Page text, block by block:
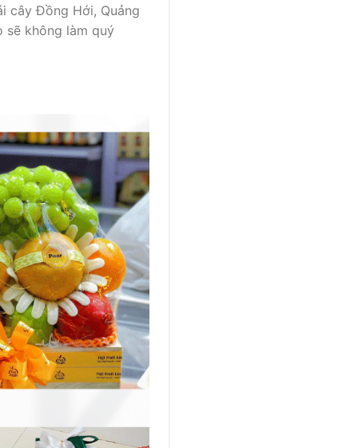
cây Đồng Hới, Quảng
sẽ không làm quý